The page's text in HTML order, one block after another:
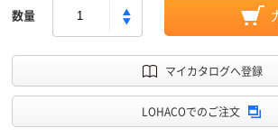
数量
マイカタログへ登録
LOHACOでのご注文